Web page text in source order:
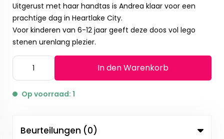
Uitgerust met haar handtas is Andrea klaar voor een
prachtige dag in Heartlake City.
Voor kinderen van 6-12 jaar geeft deze doos vol lego
stenen urenlang plezier.
In den Warenkorb
Op voorraad: 1
Beurteilungen (0)